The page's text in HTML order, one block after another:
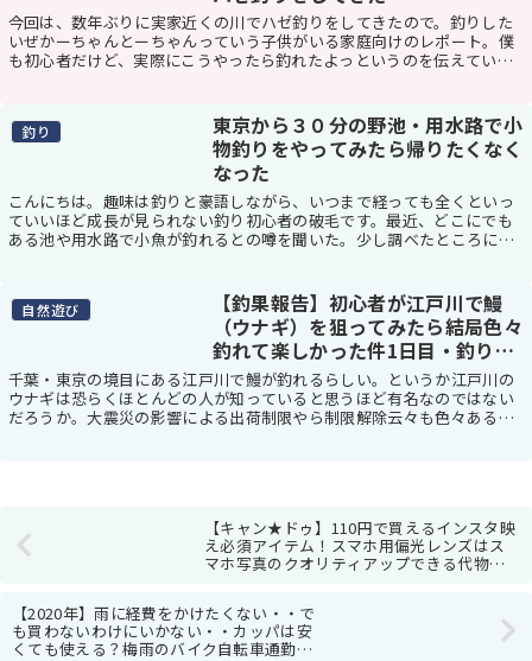
今回は、数年ぶりに実家近くの川でハゼ釣りをしてきたので。釣りした
いぜかーちゃんとーちゃんっていう子供がいる家庭向けのレポート。僕
も初心者だけど、実際にこうやったら釣れたよっというのを伝えていく
釣り
東京から３０分の野池・用水路で小
物釣りをやってみたら帰りたくなく
なった
こんにちは。趣味は釣りと豪語しながら、いつまで経っても全くといっ
ていいほど成長が見られない釣り初心者の破毛です。最近、どこにでも
ある池や用水路で小魚が釣れるとの噂を聞いた。少し調べたところによ
自然遊び
【釣果報告】初心者が江戸川で鰻
（ウナギ）を狙ってみたら結局色々
釣れて楽しかった件1日目・釣り方
や仕掛けも解説
千葉・東京の境目にある江戸川で鰻が釣れるらしい。というか江戸川の
ウナギは恐らくほとんどの人が知っていると思うほど有名なのではない
だろうか。大震災の影響による出荷制限やら制限解除云々も色々ある
【キャン★ドゥ】110円で買えるインスタ映
え必須アイテム！スマホ用偏光レンズはス
マホ写真のクオリティアップできる代物だ
【2020年】雨に経費をかけたくない・・で
も買わないわけにいかない・・カッパは安
くても使える？梅雨のバイク自転車通勤に